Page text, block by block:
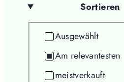
Sortieren
Sortieren
Ausgewählt
Am relevantesten
meistverkauft